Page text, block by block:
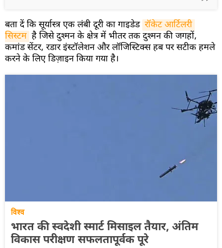
बता दें कि सूर्यास्त्र एक लंबी दूरी का गाइडेड रॉकेट आर्टिलरी
सिस्टम है जिसे दुश्मन के क्षेत्र में भीतर तक दुश्मन की जगहों,
कमांड सेंटर, रडार इंस्टॉलेशन और लॉजिस्टिक्स हब पर सटीक हमले
करने के लिए डिज़ाइन किया गया है।
विश्व
भारत की स्वदेशी स्मार्ट मिसाइल तैयार, अंतिम
विकास परीक्षण सफलतापूर्वक पूरे